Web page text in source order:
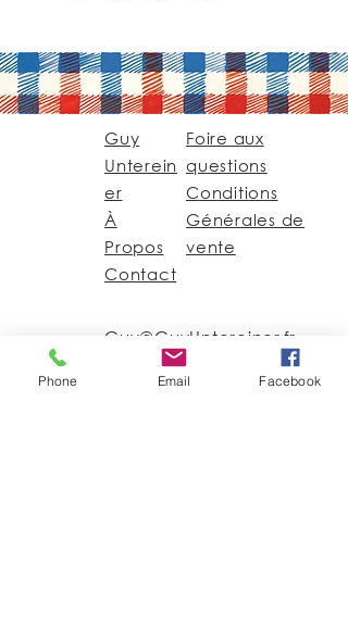
Guy
Unterein
er
À
Propos
Contact
Foire aux
questions
Conditions
Générales de
vente
Guy@GuyUntereiner.fr
8 rue du Général
Leclerc
Phone Email Facebook